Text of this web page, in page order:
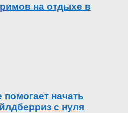
на отдыхе в
помогает начать
с нуля